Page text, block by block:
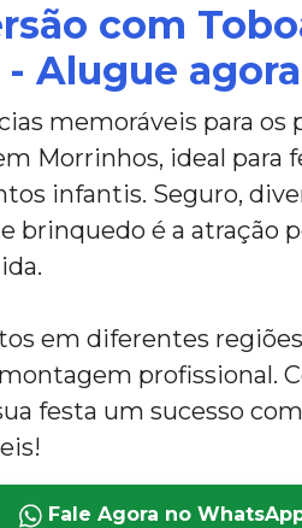
com
Alugue
memoráveis para os
Morrinhos, ideal para
infantis. Seguro,
brinquedo é a atração
em diferentes
profissional.
festa um sucesso
Fale Agora no